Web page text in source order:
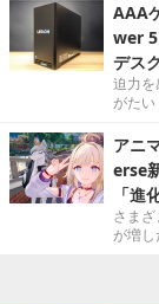
AAA
wer 5
デス
迫力を
がたい
アニ
erse
「進
さま
が増